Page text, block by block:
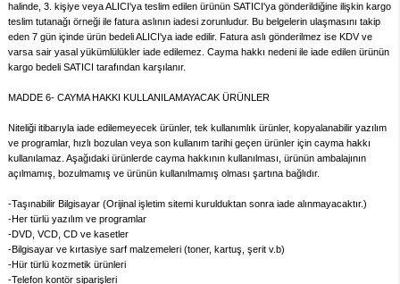
halinde, 3. kişiye veya ALICI'ya teslim edilen ürünün SATICI'ya gönderildiğine ilişkin kargo
teslim tutanağı örneği ile fatura aslının iadesi zorunludur. Bu belgelerin ulaşmasını takip
eden 7 gün içinde ürün bedeli ALICI'ya iade edilir. Fatura aslı gönderilmez ise KDV ve
varsa sair yasal yükümlülükler iade edilemez. Cayma hakkı nedeni ile iade edilen ürünün
kargo bedeli SATICI tarafından karşılanır.
MADDE 6- CAYMA HAKKI KULLANILAMAYACAK ÜRÜNLER
Niteliği itibarıyla iade edilemeyecek ürünler, tek kullanımlık ürünler, kopyalanabilir yazılım
ve programlar, hızlı bozulan veya son kullanım tarihi geçen ürünler için cayma hakkı
kullanılamaz. Aşağıdaki ürünlerde cayma hakkının kullanılması, ürünün ambalajının
açılmamış, bozulmamış ve ürünün kullanılmamış olması şartına bağlıdır.
-Taşınabilir Bilgisayar (Orijinal işletim sitemi kurulduktan sonra iade alınmayacaktır.)
-Her türlü yazılım ve programlar
-DVD, VCD, CD ve kasetler
-Bilgisayar ve kırtasiye sarf malzemeleri (toner, kartuş, şerit v.b)
-Hür türlü kozmetik ürünleri
-Telefon kontör siparişleri